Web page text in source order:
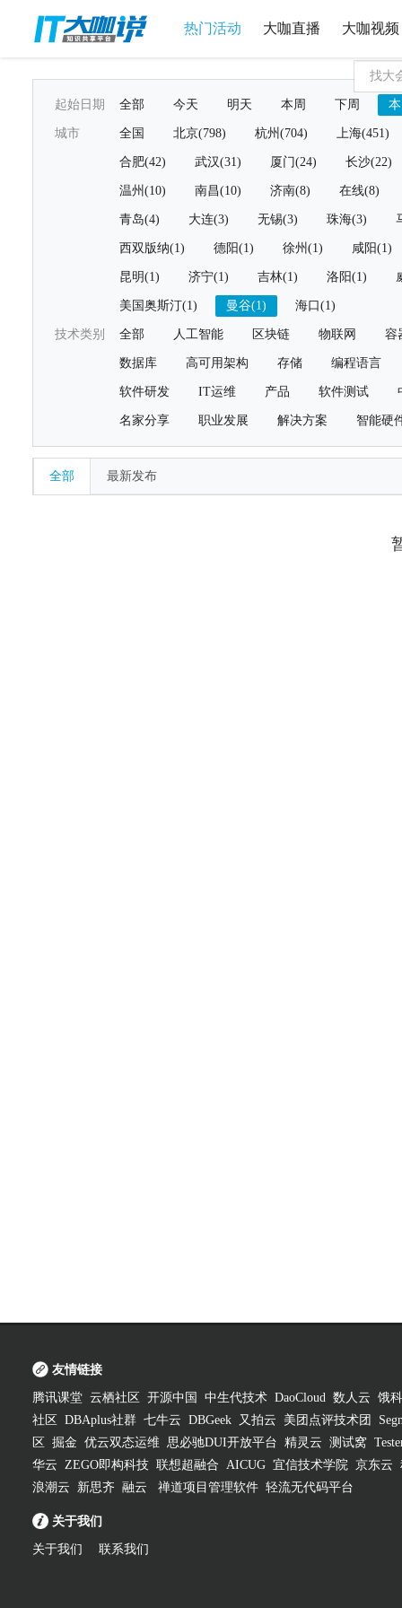
热门活动 大咖直播 大咖视频
起始日期 全部 今天 明天 本周 下周
城市 全国 北京(798) 杭州(704) 上海(451)
合肥(42) 武汉(31) 厦门(24) 长沙(22)
温州(10) 南昌(10) 济南(8) 在线(8)
青岛(4) 大连(3) 无锡(3) 珠海(3)
西双版纳(1) 德阳(1) 徐州(1) 咸阳(1)
昆明(1) 济宁(1) 吉林(1) 洛阳(1)
美国奥斯汀(1) 曼谷(1) 海口(1)
技术类别 全部 人工智能 区块链 物联网 容
数据库 高可用架构 存储 编程语言
软件研发 IT运维 产品 软件测试
名家分享 职业发展 解决方案 智能硬
全部 最新发布
友情链接
腾讯课堂 云栖社区 开源中国 中生代技术 DaoCloud 数人云 饿
社区
DBAplus社群 七牛云 DBGeek 又拍云 美团点评技术团
区
掘金 优云双态运维 思必驰DUI开放平台 精灵云 测试窝
华云 ZEGO即构科技 联想超融合 AICUG 宜信技术学院 京东云
浪潮云
新思齐 融云 禅道项目管理软件 轻流无代码平台
关于我们
关于我们 联系我们